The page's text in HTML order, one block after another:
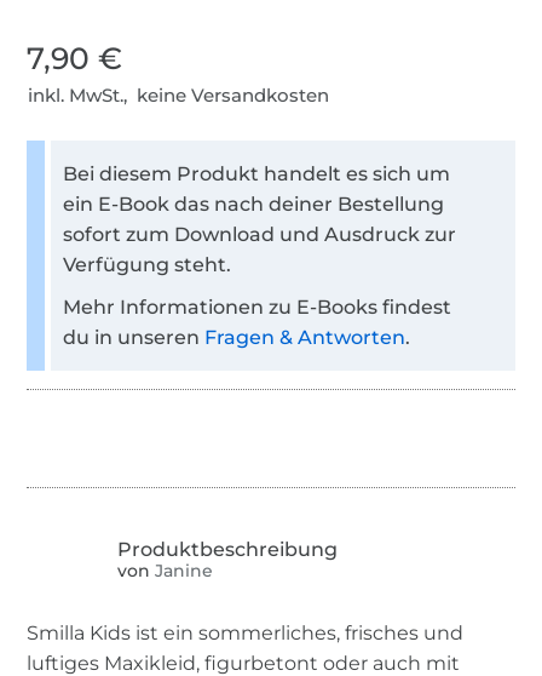
7,90 €
inkl. MwSt., keine Versandkosten
Bei diesem Produkt handelt es sich um
ein E-Book das nach deiner Bestellung
sofort zum Download und Ausdruck zur
Verfügung steht.
Mehr Informationen zu E-Books findest
du in unseren Fragen & Antworten.
von Janine
Smilla Kids ist ein sommerliches, frisches und
luftiges Maxikleid, figurbetont oder auch mit